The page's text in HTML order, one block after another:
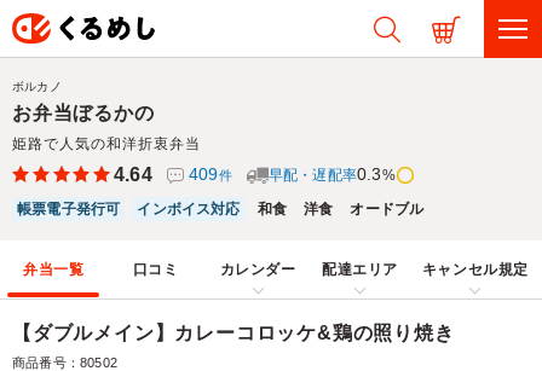
お弁当ぼるかの
姫路で人気の和洋折衷弁当
ボルカノ
4.64 409件 早配・遅配率0.3%
帳票電子発行可
インボイス対応 和食 洋食 オードブル
弁当一覧 口コミ カレンダー 配達エリア キャンセル規定
【ダブルメイン】カレーコロッケ&鶏の照り焼き
商品番号：80502